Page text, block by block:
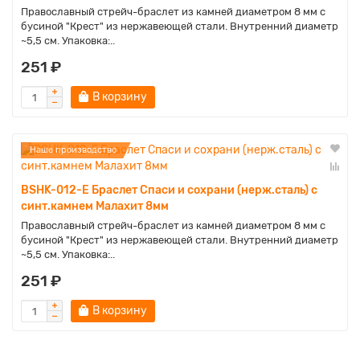
Православный стрейч-браслет из камней диаметром 8 мм с
бусиной "Крест" из нержавеющей стали. Внутренний диаметр
~5,5 см. Упаковка:..
251 ₽
В корзину
Наше производство
BSHK-012-E Браслет Спаси и сохрани (нерж.сталь) с
синт.камнем Малахит 8мм
Православный стрейч-браслет из камней диаметром 8 мм с
бусиной "Крест" из нержавеющей стали. Внутренний диаметр
~5,5 см. Упаковка:..
251 ₽
В корзину